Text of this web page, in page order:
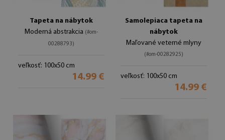
Tapeta na nábytok
Moderná abstrakcia (#om-
00288793)
veľkosť: 100x50 cm
14.99 €
Samolepiaca tapeta na
nábytok
Maľované veterné mlyny
(#om-00282925)
veľkosť: 100x50 cm
14.99 €